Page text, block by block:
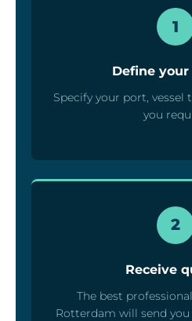
1
Define
Specify your port, vessel
you
2
Receive
The best
Rotterdam will send